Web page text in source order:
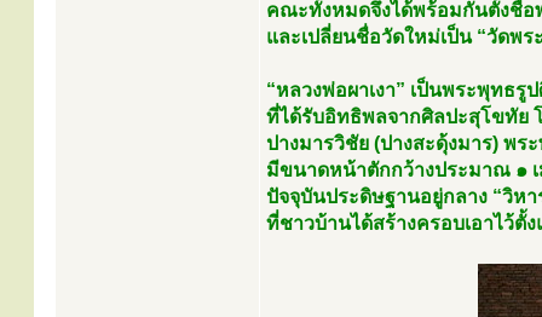
คณะทั้งหมดจึงได้พร้อมกันตั้งชื่อ
และเปลี่ยนชื่อวัดใหม่เป็น “วัดพ
“หลวงพ่อผาเงา” เป็นพระพุทธรู
ที่ได้รับอิทธิพลจากศิลปะสุโขทัย
ปางมารวิชัย (ปางสะดุ้งมาร) พร
มีขนาดหน้าตักกว้างประมาณ ๑
ปัจจุบันประดิษฐานอยู่กลาง “วิหา
ที่ชาวบ้านได้สร้างครอบเอาไว้ตั้